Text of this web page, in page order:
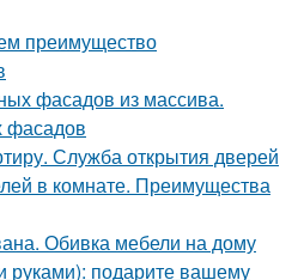
преимущество
фасадов из массива.
фасадов
Служба открытия дверей
в комнате. Преимущества
Обивка мебели на дому
руками): подарите вашему